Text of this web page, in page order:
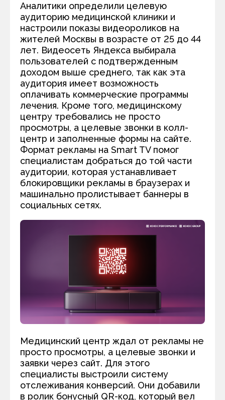
Аналитики определили целевую
аудиторию медицинской клиники и
настроили показы видеороликов на
жителей Москвы в возрасте от 25 до 44
лет. Видеосеть Яндекса выбирала
пользователей с подтвержденным
доходом выше среднего, так как эта
аудитория имеет возможность
оплачивать коммерческие программы
лечения. Кроме того, медицинскому
центру требовались не просто
просмотры, а целевые звонки в колл-
центр и заполненные формы на сайте.
Формат рекламы на Smart TV помог
специалистам добраться до той части
аудитории, которая устанавливает
блокировщики рекламы в браузерах и
машинально пролистывает баннеры в
социальных сетях.
Медицинский центр ждал от рекламы не
просто просмотры, а целевые звонки и
заявки через сайт. Для этого
специалисты выстроили систему
отслеживания конверсий. Они добавили
в ролик бонусный QR-код, который вел